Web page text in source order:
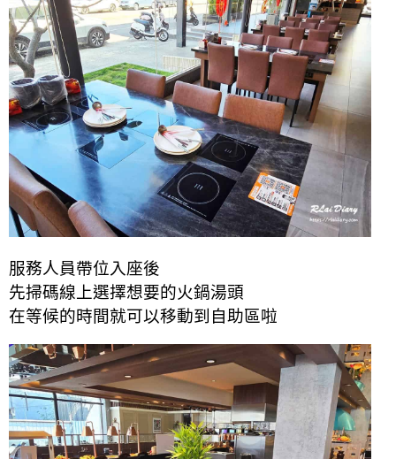
服務人員帶位入座後
先掃碼線上選擇想要的火鍋湯頭
在等候的時間就可以移動到自助區啦